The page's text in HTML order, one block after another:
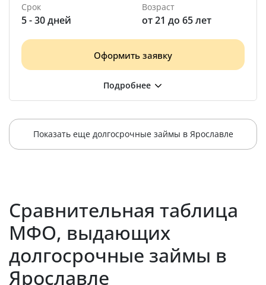
Срок
5 - 30 дней
Возраст
от 21 до 65 лет
Оформить заявку
Показать еще долгосрочные займы в Ярославле
Сравнительная таблица
МФО, выдающих
долгосрочные займы в
Ярославле